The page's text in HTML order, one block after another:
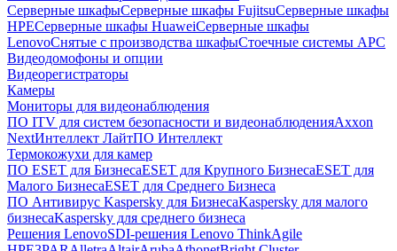
Серверные шкафыСерверные шкафы FujitsuСерверные шкафы
HPEСерверные шкафы HuaweiСерверные шкафы
LenovoСнятые с производства шкафыСтоечные системы APC
Видеодомофоны и опции
Видеорегистраторы
Камеры
Мониторы для видеонаблюдения
ПО ITV для систем безопасности и видеонаблюденияAxxon
NextИнтеллект ЛайтПО Интеллект
Термокожухи для камер
ПО ESET для БизнесаESET для Крупного БизнесаESET для
Малого БизнесаESET для Среднего Бизнеса
ПО Антивирус Kaspersky для БизнесаKaspersky для малого
бизнесаKaspersky для среднего бизнеса
Решения LenovoSDI-решения Lenovo ThinkAgile